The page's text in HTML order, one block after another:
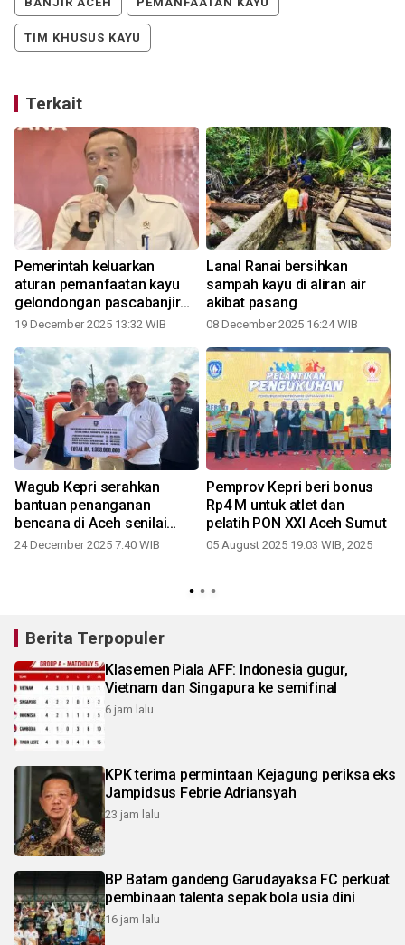
TIM KHUSUS KAYU
Terkait
Pemerintah keluarkan
aturan pemanfaatan kayu
gelondongan pascabanjir
Sumatera
19 December 2025 13:32 WIB
Lanal Ranai bersihkan
sampah kayu di aliran air
akibat pasang
08 December 2025 16:24 WIB
Wagub Kepri serahkan
bantuan penanganan
bencana di Aceh senilai
Rp1,353 miliar
24 December 2025 7:40 WIB
Pemprov Kepri beri bonus
Rp4 M untuk atlet dan
pelatih PON XXI Aceh Sumut
05 August 2025 19:03 WIB, 2025
Berita Terpopuler
Klasemen Piala AFF: Indonesia gugur,
Vietnam dan Singapura ke semifinal
6 jam lalu
KPK terima permintaan Kejagung periksa eks
Jampidsus Febrie Adriansyah
23 jam lalu
BP Batam gandeng Garudayaksa FC perkuat
pembinaan talenta sepak bola usia dini
16 jam lalu